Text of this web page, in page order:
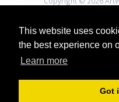
This website uses
the best experience on
Learn more
Got